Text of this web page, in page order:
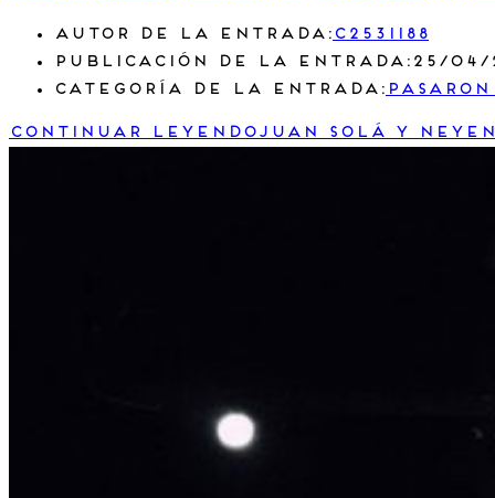
Autor de la entrada: c2531188
Publicación de la entrada: 25/04/
Categoría de la entrada:
Continuar leyendo Juan Solá y